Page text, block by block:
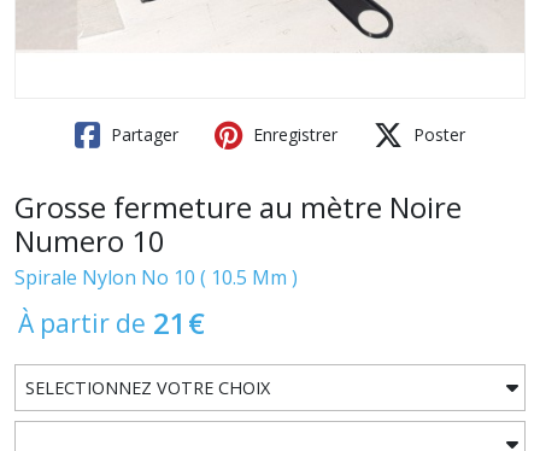
Partager Enregistrer Poster
Grosse fermeture au mètre Noire
Numero 10
Spirale Nylon No 10 ( 10.5 Mm )
À partir de 21 €